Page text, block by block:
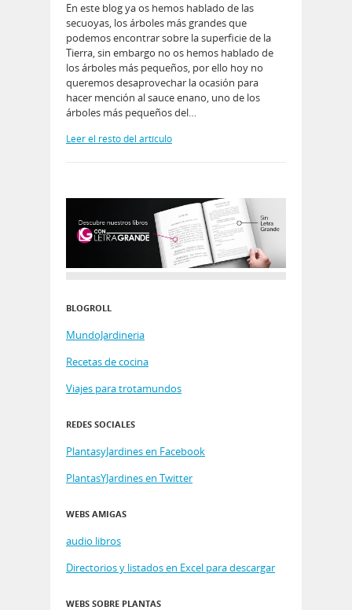
En este blog ya os hemos hablado de las
secuoyas, los árboles más grandes que
podemos encontrar sobre la superficie de la
Tierra, sin embargo no os hemos hablado de
los árboles más pequeños, por ello hoy no
queremos desaprovechar la ocasión para
hacer mención al sauce enano, uno de los
árboles más pequeños del…
Leer el resto del artículo
BLOGROLL
MundoJardineria
Recetas de cocina
Viajes para trotamundos
REDES SOCIALES
PlantasyJardines en Facebook
PlantasYJardines en Twitter
WEBS AMIGAS
audio libros
Directorios y listados en Excel para descargar
WEBS SOBRE PLANTAS